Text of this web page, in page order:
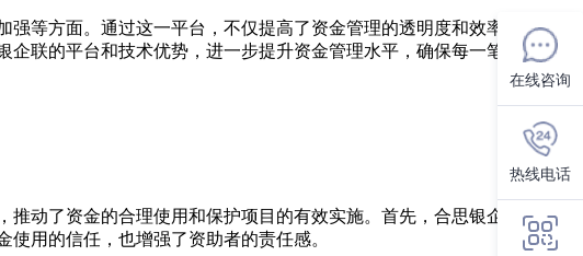
等方面。通过这一平台，不仅提高了资金管理的透明度和效率，还增强
联的平台和技术优势，进一步提升资金管理水平，确保每一笔款项都能
动了资金的合理使用和保护项目的有效实施。首先，合思银企联建立了
用的信任，也增强了资助者的责任感。
在线咨询
热线电话